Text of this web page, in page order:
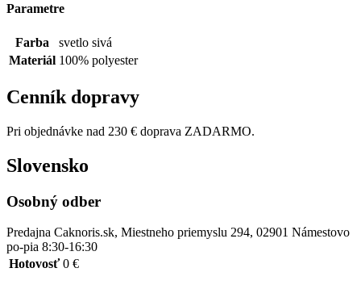
Parametre
Farba
svetlo sivá
Materiál 100% polyester
Cenník dopravy
Pri objednávke nad 230 € doprava ZADARMO.
Slovensko
Osobný odber
Predajna Caknoris.sk, Miestneho priemyslu 294, 02901 Námestovo
po-pia 8:30-16:30
Hotovosť 0 €